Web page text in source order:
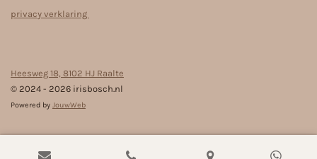
privacy verklaring
Heesweg 18, 8102 HJ Raalte
© 2024 - 2026 irisbosch.nl
Powered by JouwWeb